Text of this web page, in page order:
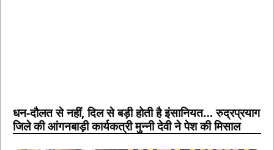
धन-दौलत से नहीं, दिल से बड़ी होती है इंसानियत… रुद्रप्रयाग
जिले की आंगनबाड़ी कार्यकत्री मुन्नी देवी ने पेश की मिसाल